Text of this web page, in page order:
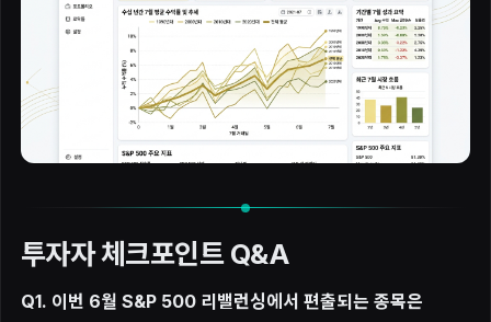
투자자 체크포인트 Q&A
Q1. 이번 6월 S&P 500 리밸런싱에서 편출되는 종목은